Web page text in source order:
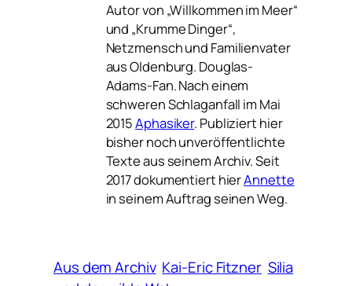
Autor von „Willkommen im Meer“
und „Krumme Dinger“,
Netzmensch und Familienvater
aus Oldenburg. Douglas-
Adams-Fan. Nach einem
schweren Schlaganfall im Mai
2015Aphasiker. Publiziert hier
bisher noch unveröffentlichte
Texte aus seinem Archiv. Seit
2017 dokumentiert hierAnnette
in seinem Auftrag seinen Weg.
Aus dem Archiv Kai-Eric Fitzner Silia